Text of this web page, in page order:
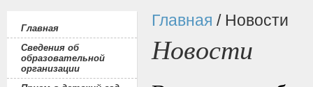
Главная
Сведения об
образовательной
организации
Главная / Новости
Новости